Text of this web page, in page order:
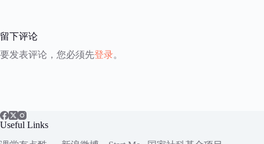
留下评论
要发表评论，您必须先登录。
Useful Links